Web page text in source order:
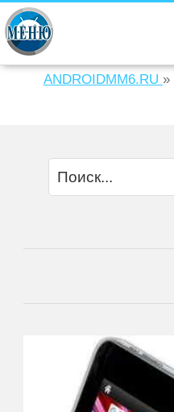
ANDROIDMM6.RU »